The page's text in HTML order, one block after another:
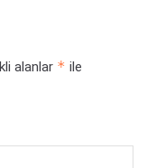
alanlar * ile